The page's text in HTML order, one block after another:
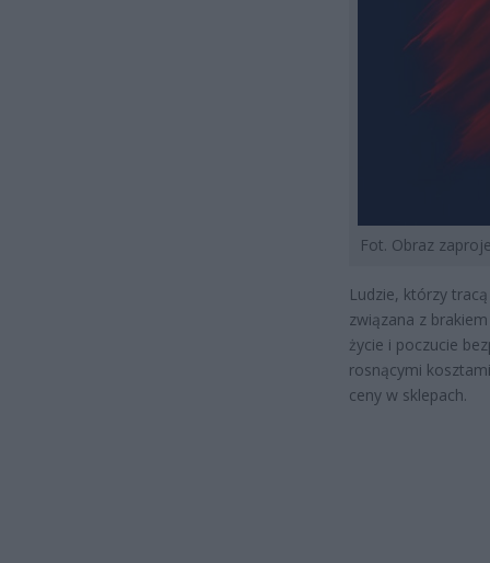
Fot. Obraz
Ludzie, którzy
związana z
życie i poczucie
rosnącymi
ceny w sklepach.